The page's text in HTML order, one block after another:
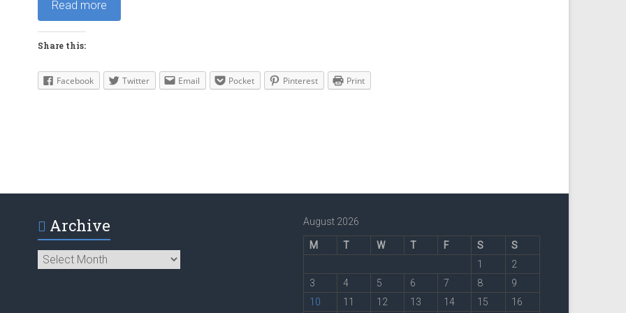
Read more
Share this:
Facebook Twitter Email Pocket Pinterest Print
Archive
Archive
August 2026
M T W T F S
S
1
2
3
4 5 6 7 8
9
10
11 12 13 14 15 16